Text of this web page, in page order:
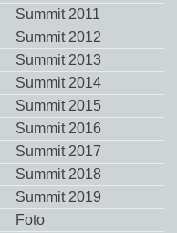
Summit 2011
Summit 2012
Summit 2013
Summit 2014
Summit 2015
Summit 2016
Summit 2017
Summit 2018
Summit 2019
Foto